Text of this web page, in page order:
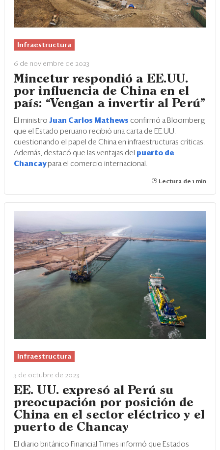
Infraestructura
6 de noviembre de 2023
Mincetur respondió a EE.UU.
por influencia de China en el
país: “Vengan a invertir al Perú”
El ministro Juan Carlos Mathews confirmó a Bloomberg
que el Estado peruano recibió una carta de EE.UU.
cuestionando el papel de China en infraestructuras críticas.
Además, destacó que las ventajas del puerto de
Chancay para el comercio internacional.
Lectura de 1 min
Infraestructura
3 de octubre de 2023
EE. UU. expresó al Perú su
preocupación por posición de
China en el sector eléctrico y el
puerto de Chancay
El diario británico Financial Times informó que Estados